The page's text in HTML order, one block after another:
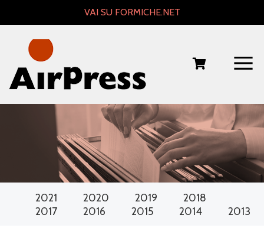
VAI SU FORMICHE.NET
2021 2020 2019
2018
2017
2016 2015 2014 2013